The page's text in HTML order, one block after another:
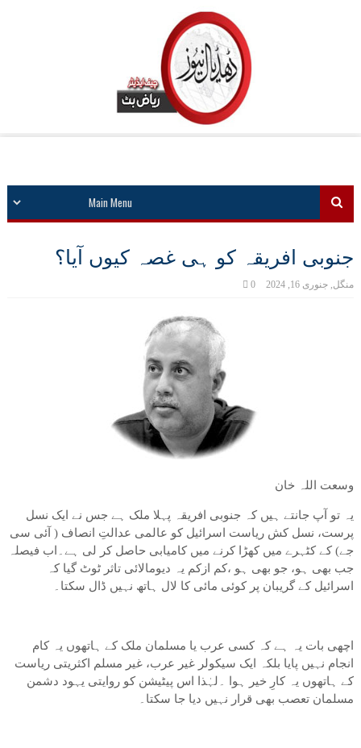
جنوبی افریقہ کو ہی غصہ کیوں آیا؟
منگل, جنوری 16, 2024 0
وسعت اللہ خان
یہ تو آپ جانتے ہیں کہ جنوبی افریقہ پہلا ملک ہے جس نے ایک نسل
پرست، نسل کش ریاست اسرائیل کو عالمی عدالتِ انصاف ( آئی سی
جے) کے کٹہرے میں کھڑا کرنے میں کامیابی حاصل کر لی ہے۔اب فیصلہ
جب بھی ہو، جو بھی ہو ،کم ازکم یہ دیومالائی تاثر ٹوٹ گیا کہ
اسرائیل کے گریبان پر کوئی مائی کا لال ہاتھ نہیں ڈال سکتا۔
اچھی بات یہ ہے کہ کسی عرب یا مسلمان ملک کے ہاتھوں یہ کام
انجام نہیں پایا بلکہ ایک سیکولر غیر عرب، غیر مسلم اکثریتی ریاست
کے ہاتھوں یہ کارِ خیر ہوا ۔لہٰذا اس پیٹیشن کو روایتی یہود دشمن
مسلمان تعصب بھی قرار نہیں دیا جا سکتا۔